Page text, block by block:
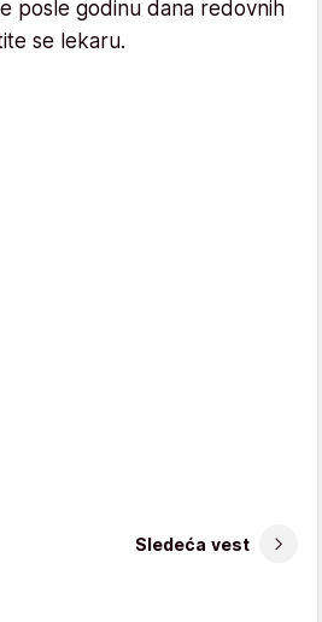
posle godinu dana redovnih
se lekaru.
Sledeća vest